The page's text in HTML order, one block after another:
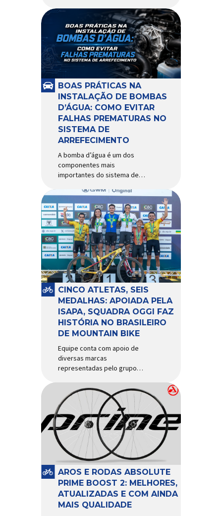
ao país com a pintura oficial
utilizada por equipes do World
Tour Patrocinadora de algumas
das principais equipes de
ciclismo do mundo, a Giro é
uma das marcas de capacetes
e acessórios para ciclismo
mais reconhecida no Brasil.
Importada e distribuída […]
BOAS PRÁTICAS NA
INSTALAÇÃO DE BOMBAS
D’ÁGUA: COMO EVITAR
FALHAS PREMATURAS NO
SISTEMA DE
ARREFECIMENTO
A bomba d’água é um dos
componentes mais
importantes do sistema de
garantir a circulação contínua
do líquido de arrefecimento
entre motor, radiador e demais
componentes do sistema,
controlando a temperatura de
operação e evitando
superaquecimentos. Por
trabalhar constantemente
enquanto o motor está em
funcionamento, a bomba
d’água exige não apenas […]
CINCO ATLETAS, SEIS
MEDALHAS: APOIADA PELA
ISAPA, SQUADRA OGGI FAZ
HISTÓRIA NO BRASILEIRO
DE MOUNTAIN BIKE
Equipe conta com apoio de
diversas marcas
representadas pelo grupo
Finish Lline, Park Tool, Protaper
e Zéfal Histórico. Assim pode
ser definida a participação da
Squadra Oggi no Campeonato
Brasileiro de Mountain Bike
2026, realizado em São José
dos Campos-SP entre os dias
23 e 26 de julho. Com cinco […]
AROS E RODAS ABSOLUTE
PRIME BOOST 2: MELHORES,
ATUALIZADAS E COM AINDA
MAIS QUALIDADE